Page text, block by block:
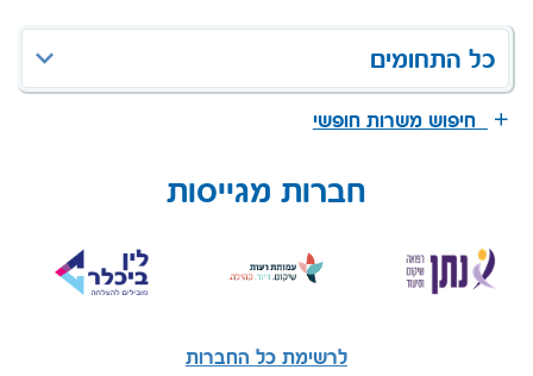
כל התחומים
חיפוש משרות חופשי
חברות מגייסות
לרשימת כל החברות